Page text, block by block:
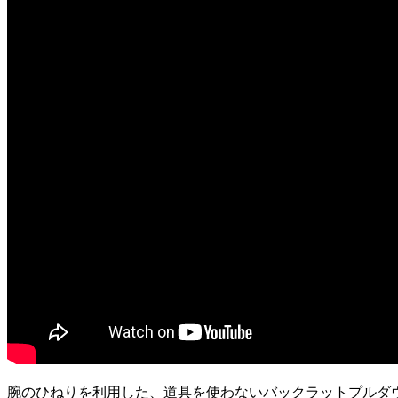
腕のひねりを利用した、道具を使わないバックラットプルダ